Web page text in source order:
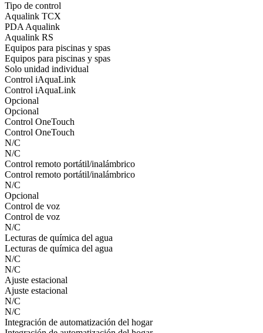
Tipo de control
Aqualink TCX
PDA Aqualink
Aqualink RS
Equipos para piscinas y spas
Equipos para piscinas y spas
Solo unidad individual
Control iAquaLink
Control iAquaLink
Opcional
Opcional
Control OneTouch
Control OneTouch
N/C
N/C
Control remoto portátil/inalámbrico
Control remoto portátil/inalámbrico
N/C
Opcional
Control de voz
Control de voz
N/C
Lecturas de química del agua
Lecturas de química del agua
N/C
N/C
Ajuste estacional
Ajuste estacional
N/C
N/C
Integración de automatización del hogar